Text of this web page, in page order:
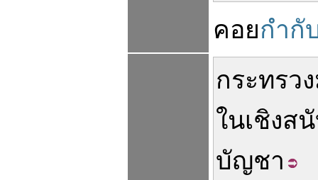
คอยกำกั
กระทรว
ในเชิงส
บัญชา